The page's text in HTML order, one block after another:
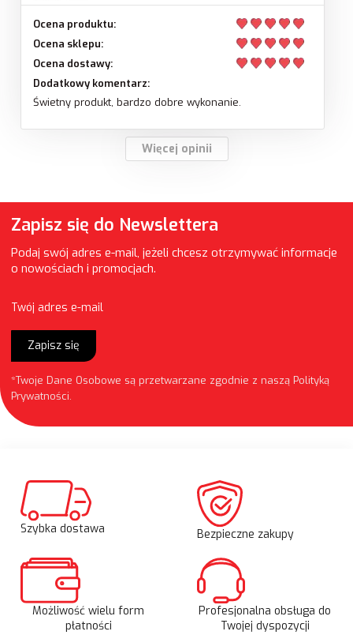
Ocena produktu:
Ocena sklepu:
Ocena dostawy:
Dodatkowy komentarz:
Świetny produkt, bardzo dobre wykonanie.
Więcej opinii
Zapisz się do Newslettera
Podaj swój adres e-mail, jeżeli chcesz otrzymywać informacje
o nowościach i promocjach.
Twój adres e-mail
Zapisz się
*Twoje Dane Osobowe są przetwarzane zgodnie z naszą Polityką
Prywatności.
Szybka dostawa Bezpieczne zakupy
Możliwość wielu form
płatności
Profesjonalna obsługa do
Twojej dyspozycji